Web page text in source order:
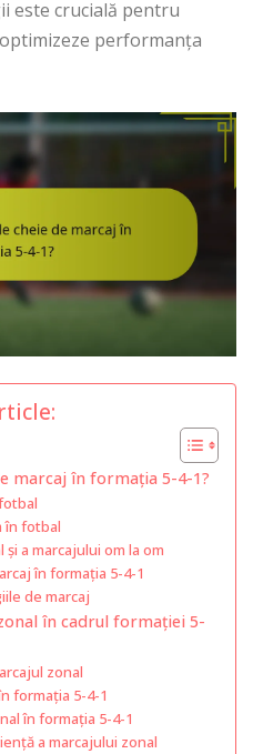
este crucială pentru
performanța
marcaj în formația 5-4-1?
în fotbal
a marcajului om la om
în formația 5-4-1
de marcaj
în cadrul formației 5-
zonal
formația 5-4-1
în formația 5-4-1
a marcajului zonal